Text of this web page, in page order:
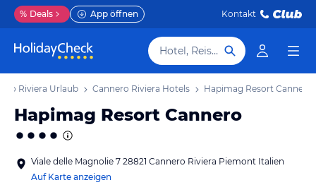
% Deals App öffnen Kontakt
Hotel, Reiseziel
Riviera Urlaub Cannero Riviera Hotels Hapimag Resort Cannero
Hapimag Resort Cannero
Viale delle Magnolie 7 28821 Cannero Riviera Piemont Italien
Auf Karte anzeigen